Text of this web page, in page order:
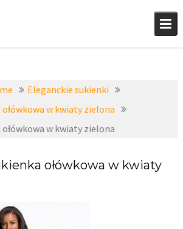
Eleganckie sukienki
w kwiaty zielona
w kwiaty zielona
ołówkowa w kwiaty